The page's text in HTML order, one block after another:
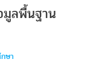
มูลพื้นฐาน
ษา